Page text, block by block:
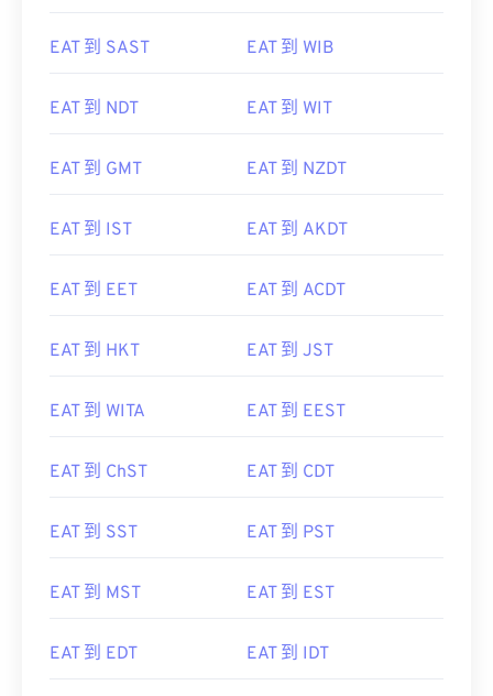
EAT 到 SAST EAT 到 WIB
EAT 到 NDT EAT 到 WIT
EAT 到 GMT EAT 到 NZDT
EAT 到 IST EAT 到 AKDT
EAT 到 EET EAT 到 ACDT
EAT 到 HKT EAT 到 JST
EAT 到 WITA EAT 到 EEST
EAT 到 ChST EAT 到 CDT
EAT 到 SST EAT 到 PST
EAT 到 MST EAT 到 EST
EAT 到 EDT EAT 到 IDT